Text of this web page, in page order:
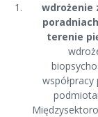
wdrożenie
terenie